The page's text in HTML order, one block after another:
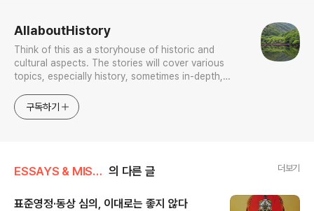
AllaboutHistory
Think of this as a storyhouse of historic and
cultural aspects. The stories will cover various
topics, especially history, sometimes in-depth,
approach will be to resist any common sense or
generalized viewpoint
구독하기
ESSAYS & MISCELLANIES 의 다른 글 더보기
표준영정·동상 심의, 이대로는 좋지 않다